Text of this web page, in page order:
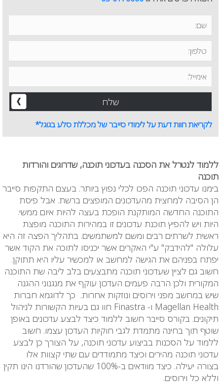
לקריאת חוות דעת על לימודי סייבר של מכללת סלע בגוגל*
ללמוד לנטרל את הסכנה בעדכוני תוכנה, שדרוגים והורדות
תוכנה
בימנו עדכוני תוכנה הפכו לכלי נפוץ ביותר. בעצם התקפות סייבר
הן הסיבה למחצית מהעדכונים המופצים ברשת. אבל פיסת
התוכנה החדשה המותקנת הופכת בעצה להיות איום ממשי.
היות ויש להפיץ תוכנת עדכונים זו במהירות התוכנה מופצת
ראשית לשרתים רבים ומשם למשתמשים. בתהליך הפצה זה היא
עלולה "להידבק" ע"י האקרים אשר יכניסו לתוכה את הקוד אשר
יפתח בפניהם את הגישה למחשב או למכשיר עליו היא תתוקן.
חשוב גם לציין שעדכוני תוכנה מתבצעים בלב ליבה שת התוכנה
המקורית ולכן הרבה פעמים העדכון עוקף את מנגנוני ההגנה
שיש במחשב מפני וירוסים ונוזקות אחרות. כך לדוגמא חברות
Magellan Health ו- Finastra חוו גם בעיות הקשורות לניהול
תיקונים. בקורס סייבר חשוב ללמוד כיצד לבצע עדכונים באופן
שוטף תוך בחינה מתמדת לגבי חוקיות העדכון עצמו. חשוב
ללמוד על הסכנות בביצוע עדכוני תוכנה, על הצורך כן לבצע
עדכוני תוכנה מהירים וכיצד מתמודדים עם שתי קצוות אלו
בצורה יעילה. כיצד מוודאים ב-100% שהעדכון שהורדנו הינו תקין
וללא כל וירוסים.